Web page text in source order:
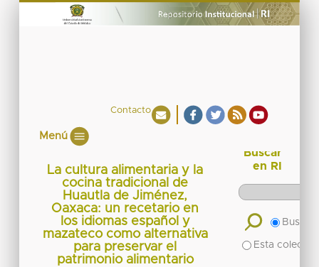
Contacto
Menú
La cultura alimentaria y la
cocina tradicional de
Huautla de Jiménez,
Oaxaca: un recetario en
los idiomas español y
mazateco como alternativa
para preservar el
patrimonio alimentario
Buscar
en RI
Buscar
Esta